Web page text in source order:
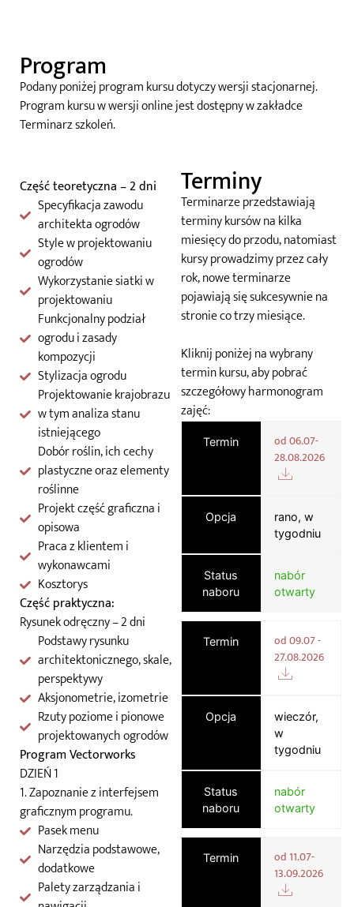
Program
Podany poniżej program kursu dotyczy wersji stacjonarnej.
Program kursu w wersji online jest dostępny w zakładce
Terminarz szkoleń.
Część teoretyczna – 2 dni
Specyfikacja zawodu
architekta ogrodów
Style w projektowaniu
ogrodów
Wykorzystanie siatki w
projektowaniu
Funkcjonalny podział
ogrodu i zasady
kompozycji
Stylizacja ogrodu
Projektowanie krajobrazu
w tym analiza stanu
istniejącego
Dobór roślin, ich cechy
plastyczne oraz elementy
roślinne
Projekt część graficzna i
opisowa
Praca z klientem i
wykonawcami
Kosztorys
Część praktyczna:
Rysunek odręczny – 2 dni
Podstawy rysunku
architektonicznego, skale,
perspektywy
Aksjonometrie, izometrie
Rzuty poziome i pionowe
projektowanych ogrodów
Program Vectorworks
DZIEŃ 1
1. Zapoznanie z interfejsem
graficznym programu.
Pasek menu
Narzędzia podstawowe,
dodatkowe
Palety zarządzania i
Terminy
Terminarze przedstawiają
terminy kursów na kilka
miesięcy do przodu, natomiast
kursy prowadzimy przez cały
rok, nowe terminarze
pojawiają się sukcesywnie na
stronie co trzy miesiące.
Kliknij poniżej na wybrany
termin kursu, aby pobrać
szczegółowy harmonogram
zajęć:
Termin
od 06.07-
28.08.2026
Opcja
rano, w
tygodniu
Status
naboru
nabór
otwarty
Termin
od 09.07 -
27.08.2026
Opcja
wieczór,
w
tygodniu
Status
naboru
nabór
otwarty
Termin
od 11.07-
13.09.2026